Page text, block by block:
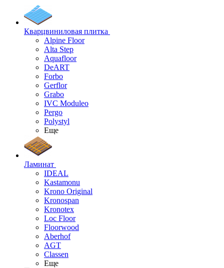
Кварцвиниловая плитка
Alpine Floor
Alta Step
Aquafloor
DeART
Forbo
Gerflor
Grabo
IVC Moduleo
Pergo
Polystyl
Еще
Ламинат
IDEAL
Kastamonu
Krono Original
Kronospan
Kronotex
Loc Floor
Floorwood
Aberhof
AGT
Classen
Еще